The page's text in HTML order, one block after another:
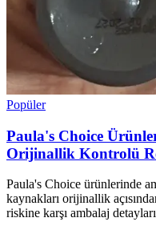
Popüler
Paula's Choice
Orijinallik Kontrolü
Paula's Choice ürünlerinde
kaynakları orijinallik
riskine karşı ambalaj